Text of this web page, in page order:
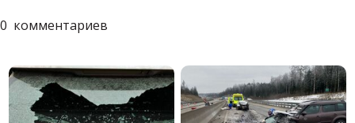
0 комментариев